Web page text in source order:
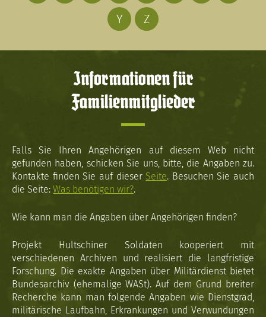
Y
Z
Informationen für
Familienmitglieder
Falls Sie Ihren Angehörigen auf diesem Web nicht
gefunden haben, schicken Sie uns, bitte, die Angaben zu.
Kontakte finden Sie auf dieser Seite. Besuchen Sie auch
die Seite: Was benötigen wir?.
Wie kann man die Angaben über Angehörigen finden?
Projekt Hultschiner Soldaten kooperiert mit
verschiedenen Archiven und realisiert die langfristige
Forschung. Die exakte Angaben über Militärdienst bietet
Bundesarchiv (ehemalige WASt). Auf dem Grund breiter
Recherche kann man folgende Angaben wie Dienstgrad,
militärische Laufbahn, Erkrankungen und Verwundungen